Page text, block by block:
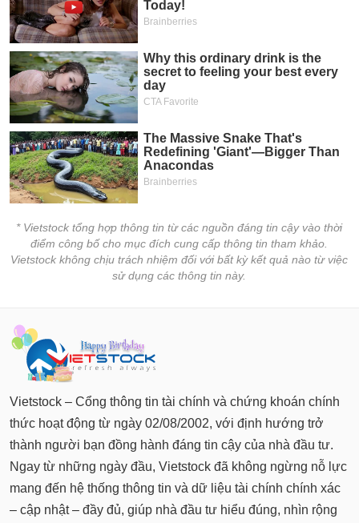
* Vietstock tổng hợp thông tin từ các nguồn đáng tin cậy vào thời
điểm công bố cho mục đích cung cấp thông tin tham khảo.
Vietstock không chịu trách nhiệm đối với bất kỳ kết quả nào từ việc
sử dụng các thông tin này.
Vietstock – Cổng thông tin tài chính và chứng khoán chính
thức hoạt động từ ngày 02/08/2002, với định hướng trở
thành người bạn đồng hành đáng tin cậy của nhà đầu tư.
Ngay từ những ngày đầu, Vietstock đã không ngừng nỗ lực
mang đến hệ thống thông tin và dữ liệu tài chính chính xác
– cập nhật – đầy đủ, giúp nhà đầu tư hiểu đúng, nhìn rộng